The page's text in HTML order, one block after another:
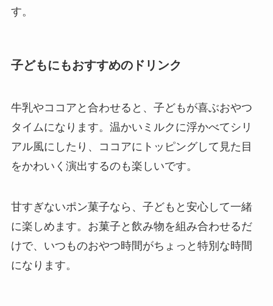
す。
子どもにもおすすめのドリンク
牛乳やココアと合わせると、子どもが喜ぶおやつ
タイムになります。温かいミルクに浮かべてシリ
アル風にしたり、ココアにトッピングして見た目
をかわいく演出するのも楽しいです。
甘すぎないポン菓子なら、子どもと安心して一緒
に楽しめます。お菓子と飲み物を組み合わせるだ
けで、いつものおやつ時間がちょっと特別な時間
になります。